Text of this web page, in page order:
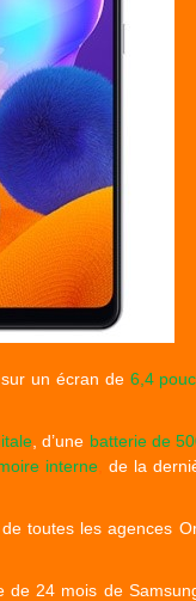
un écran de 6,4
, d’une batterie de
interne ,de la
toutes les agences
24 mois de